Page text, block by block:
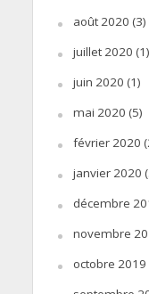
août 2020 (3)
juillet 2020 (1)
juin 2020 (1)
mai 2020 (5)
février 2020
janvier 2020
décembre
novembre
octobre 2019